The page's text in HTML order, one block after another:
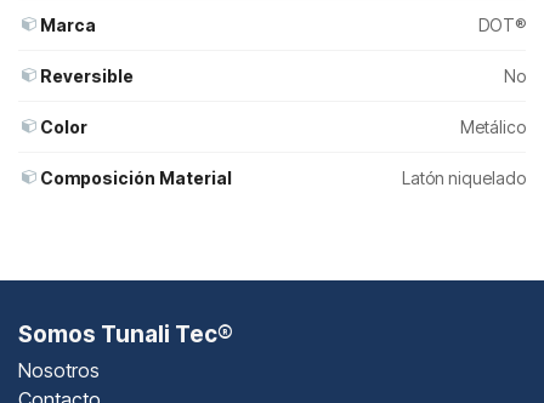
Marca DOT®
Reversible No
Color Metálico
Composición Material Latón niquelado
Somos Tunali Tec®
Nosotros